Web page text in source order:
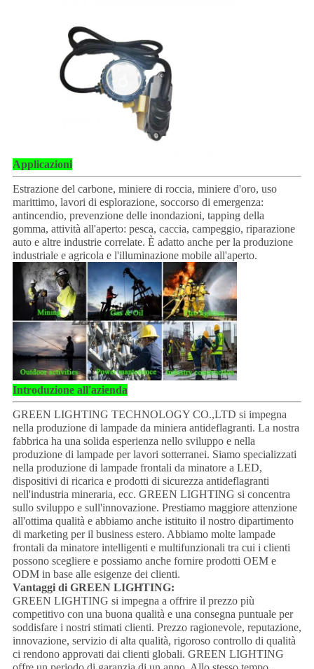
Applicazioni
Estrazione del carbone, miniere di roccia, miniere d'oro, uso
marittimo, lavori di esplorazione, soccorso di emergenza:
antincendio, prevenzione delle inondazioni, tapping della
gomma, attività all'aperto: pesca, caccia, campeggio, riparazione
auto e altre industrie correlate. È adatto anche per la produzione
industriale e agricola e l'illuminazione mobile all'aperto.
Introduzione all'azienda
GREEN LIGHTING TECHNOLOGY CO.,LTD si impegna
nella produzione di lampade da miniera antideflagranti. La nostra
fabbrica ha una solida esperienza nello sviluppo e nella
produzione di lampade per lavori sotterranei. Siamo specializzati
nella produzione di lampade frontali da minatore a LED,
dispositivi di ricarica e prodotti di sicurezza antideflagranti
nell'industria mineraria, ecc. GREEN LIGHTING si concentra
sullo sviluppo e sull'innovazione. Prestiamo maggiore attenzione
all'ottima qualità e abbiamo anche istituito il nostro dipartimento
di marketing per il business estero. Abbiamo molte lampade
frontali da minatore intelligenti e multifunzionali tra cui i clienti
possono scegliere e possiamo anche fornire prodotti OEM e
ODM in base alle esigenze dei clienti.
Vantaggi di GREEN LIGHTING:
GREEN LIGHTING si impegna a offrire il prezzo più
competitivo con una buona qualità e una consegna puntuale per
soddisfare i nostri stimati clienti. Prezzo ragionevole, reputazione,
innovazione, servizio di alta qualità, rigoroso controllo di qualità
ci rendono approvati dai clienti globali. GREEN LIGHTING